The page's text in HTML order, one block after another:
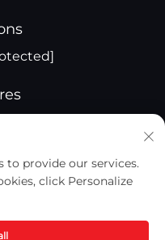
Zone Yingkou,China
to provide our services.
click Personalize